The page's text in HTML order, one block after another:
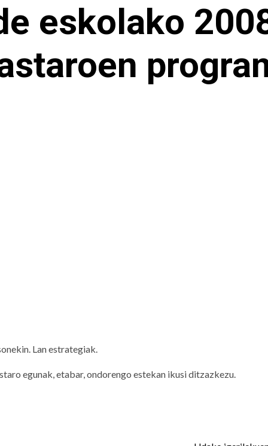
eskolako
Lan estrategiak.
egunak, etabar, ondorengo estekan ikusi ditzazkezu.